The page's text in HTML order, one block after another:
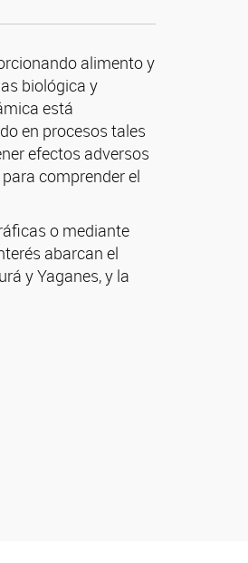
alimento y
biológica y
está
en procesos tales
efectos adversos
comprender el
o mediante
abarcan el
y Yaganes, y la